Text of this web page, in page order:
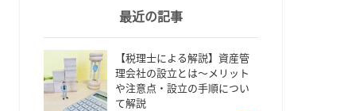
最近の記事
【税理士による解説】資産管
理会社の設立とは～メリット
や注意点・設立の手順につい
て解説